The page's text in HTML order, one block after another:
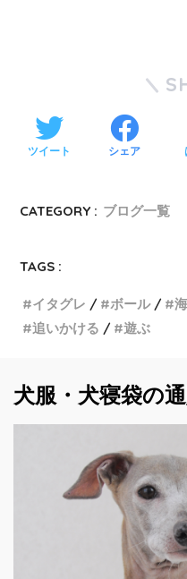
ツイート シェア
CATEGORY : ブログ一覧
TAGS :
イタグレ ボール 海
追いかける
遊ぶ
犬服・犬寝袋の